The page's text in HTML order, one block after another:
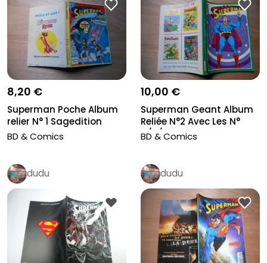
8,20 €
Superman Poche Album
relier N° 1 Sagedition
AVEC L...
BD & Comics
10,00 €
Superman Geant Album
Reliée N°2 Avec Les N°
4/5/6...
BD & Comics
dudu dudu